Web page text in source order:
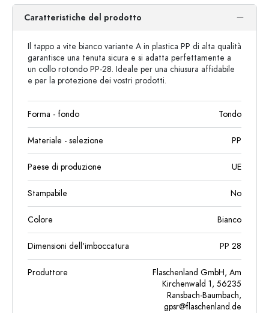
Caratteristiche del prodotto
Il tappo a vite bianco variante A in plastica PP di alta qualità
garantisce una tenuta sicura e si adatta perfettamente a
un collo rotondo PP-28. Ideale per una chiusura affidabile
e per la protezione dei vostri prodotti.
Forma - fondo Tondo
Materiale - selezione PP
Paese di produzione UE
Stampabile No
Colore Bianco
Dimensioni dell'imboccatura PP 28
Produttore
Flaschenland GmbH, Am
Kirchenwald 1, 56235
Ransbach-Baumbach,
gpsr@flaschenland.de